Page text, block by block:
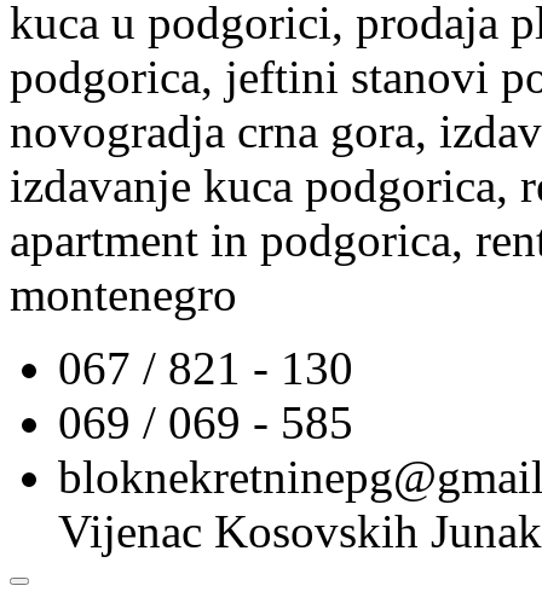
kuca u podgorici, prodaja
podgorica, jeftini stanovi
novogradja crna gora,
izdavanje kuca podgorica,
apartment in podgorica,
montenegro
067 / 821 - 130
069 / 069 - 585
Vijenac Kosovskih